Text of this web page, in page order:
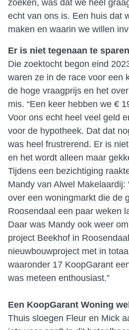
zoeken, was dat we heel
echt van ons is. Een huis dat
maken en waarin we willen
Er is niet tegenaan te sparen
Die zoektocht begon eind
waren ze in de race voor een
de hoge vraagprijs en het
mis. “Een keer hebben we €
Voor ons echt heel veel geld
voor de hypotheek. Dat dat
was heel frustrerend. Er is
en het wordt alleen maar
Tijdens een bezichtiging
Mandy van Alwel Makelaardij:
over een woningmarkt die de
Roosendaal een paar weken
Daar was Mandy ook weer
project Beekhof in
nieuwbouwproject met in
waaronder 17 KoopGarant
was meteen enthousiast.”
Een KoopGarant Woning
Thuis sloegen Fleur en Mick